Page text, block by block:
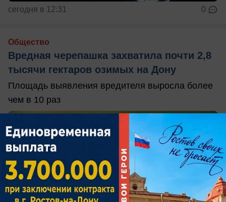
сегодня в 12:31 0
Общество
Вредная черепашка захватила почти 2,8
тысячи гектаров озимых на Дону
Площадь выявления вредителя выросла более
чем в 10 раз